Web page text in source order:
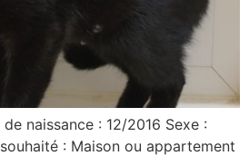
naissance : 12/2016 Sexe :
: Maison ou appartement